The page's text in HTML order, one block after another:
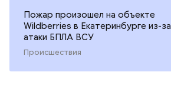
Пожар произошел на объекте
Wildberries в Екатеринбурге из-за
атаки БПЛА ВСУ
Происшествия